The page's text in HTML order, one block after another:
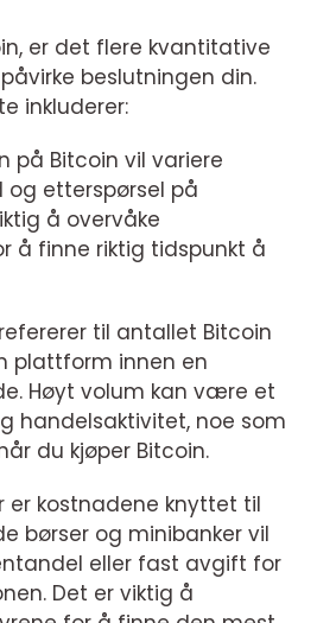
er det flere kvantitative
beslutningen din.
inkluderer:
på Bitcoin vil variere
etterspørsel på
å overvåke
å finne riktig tidspunkt å
til antallet Bitcoin
plattform innen en
Høyt volum kan være et
handelsaktivitet, noe som
du kjøper Bitcoin.
er kostnadene knyttet til
børser og minibanker vil
eller fast avgift for
Det er viktig å